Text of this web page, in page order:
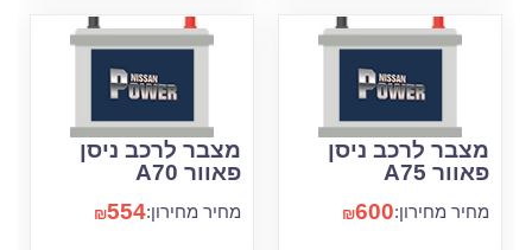
מצבר לרכב ניסן
פאוור A75
מחיר מחירון: ₪600
מצבר לרכב ניסן
פאוור A70
מחיר מחירון: ₪554